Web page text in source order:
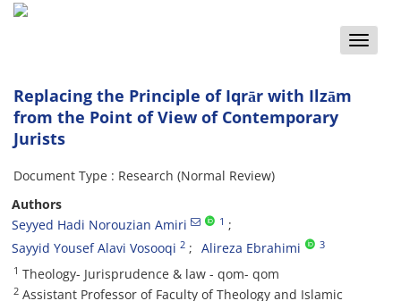
Toggle
Replacing the Principle of Iqrār with Ilzām
from the Point of View of Contemporary
Jurists
Document Type : Research (Normal Review)
Authors
Seyyed Hadi Norouzian Amiri
1
Sayyid Yousef Alavi Vosooqi 2 Alireza Ebrahimi 3
1 Theology- Jurisprudence & law - qom- qom
2 Assistant Professor of Faculty of Theology and Islamic